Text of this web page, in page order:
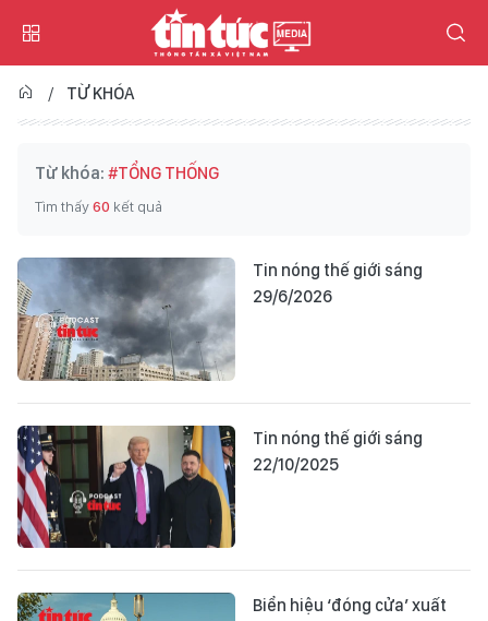
TỪ KHÓA
Từ khóa: #TỔNG THỐNG
Tìm thấy60 kết quả
Tin nóng thế giới sáng
29/6/2026
Tin nóng thế giới sáng
22/10/2025
Biển hiệu ‘đóng cửa’ xuất